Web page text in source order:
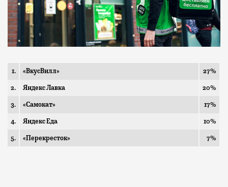
1. «ВкусВилл» 27%
2. Яндекс Лавка 20%
3. «Самокат» 17%
4. Яндекс Еда 10%
5. «Перекресток» 7%